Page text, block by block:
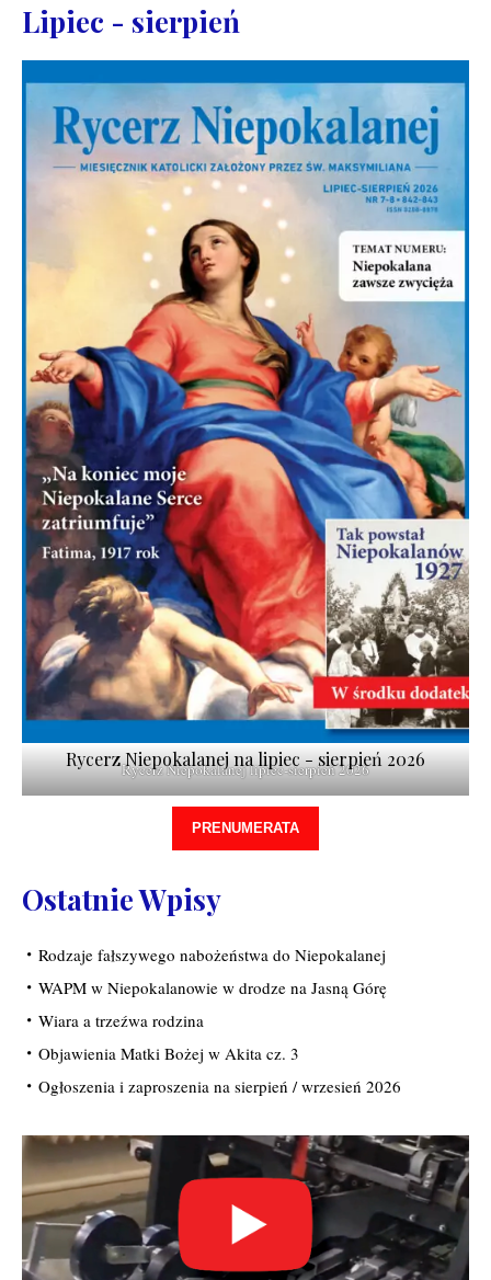
Lipiec - sierpień
Rycerz Niepokalanej lipiec-sierpień 2026
Rycerz Niepokalanej na lipiec - sierpień 2026
PRENUMERATA
Ostatnie Wpisy
Rodzaje fałszywego nabożeństwa do Niepokalanej
WAPM w Niepokalanowie w drodze na Jasną Górę
Wiara a trzeźwa rodzina
Objawienia Matki Bożej w Akita cz. 3
Ogłoszenia i zaproszenia na sierpień / wrzesień 2026